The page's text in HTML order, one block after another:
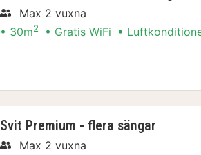
Max 2 vuxna
30m2 Gratis WiFi
Svit Premium - flera sängar
Max 2 vuxna